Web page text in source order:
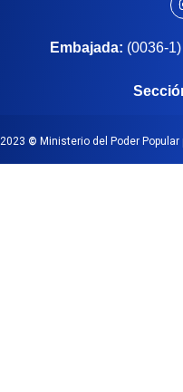
Embajada: (0036-
2023 © Ministerio del Poder